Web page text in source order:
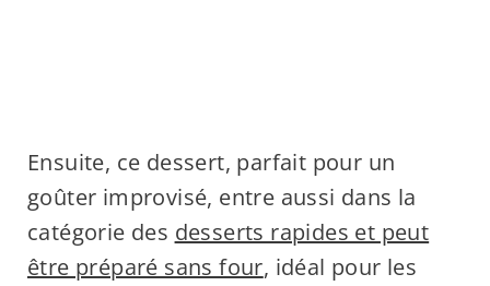
Ensuite, ce dessert, parfait pour un
goûter improvisé, entre aussi dans la
catégorie des desserts rapides et peut
être préparé sans four, idéal pour les